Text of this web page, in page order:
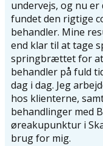
undervejs, og nu er
fundet den rigtige
behandler. Mine
end klar til at tage
springbrættet for
behandler på fuld
dag i dag. Jeg
hos klienterne,
behandlinger med
øreakupunktur i
brug for mig.